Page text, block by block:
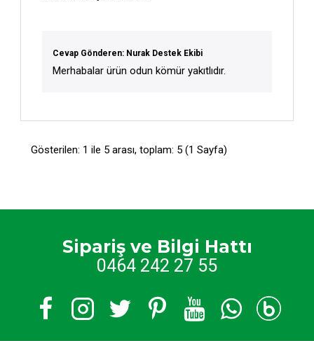
Cevap Gönderen: Nurak Destek Ekibi
Merhabalar ürün odun kömür yakıtlıdır.
Gösterilen: 1 ile 5 arası, toplam: 5 (1 Sayfa)
Sipariş ve Bilgi Hattı
0464 242 27 55